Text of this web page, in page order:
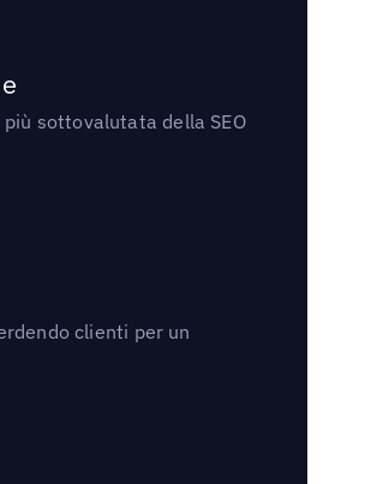
sottovalutata della SEO
clienti per un